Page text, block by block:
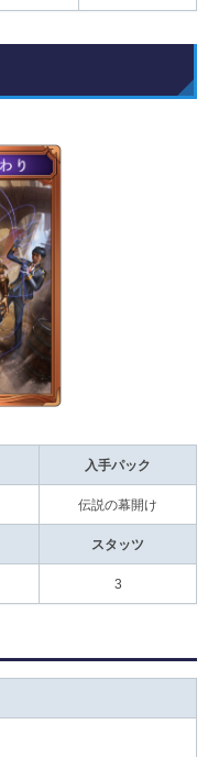
入手パック
伝説の幕開け
スタッツ
3